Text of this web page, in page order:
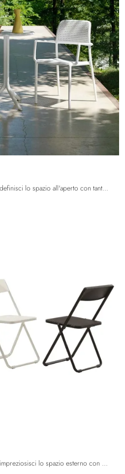
Arredo Giardino in plastica: definisci lo spazio all'aperto con tante opzioni di sedie da giardino del marchio La Seggiola.
Arredo Giardino in plastica: impreziosisci lo spazio esterno con diverse soluzioni di sedie da giardino del marchio La Seggiola.